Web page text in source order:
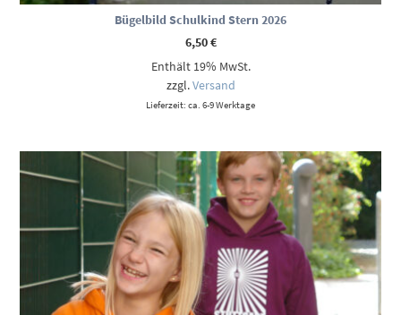
Bügelbild Schulkind Stern 2026
6,50€
Enthält 19% MwSt.
zzgl.Versand
Lieferzeit: ca. 6-9 Werktage